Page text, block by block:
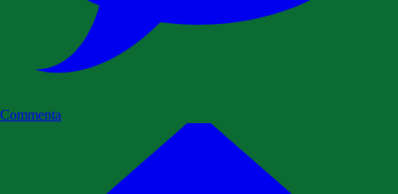
Commenta